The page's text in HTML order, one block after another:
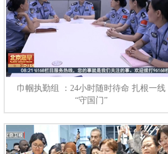
巾帼执勤组 ：24小时随时待命 扎根一线
“守国门”